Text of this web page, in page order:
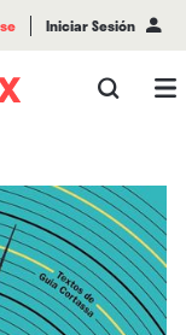
Iniciar Sesión